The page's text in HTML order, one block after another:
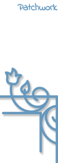
Patchwork